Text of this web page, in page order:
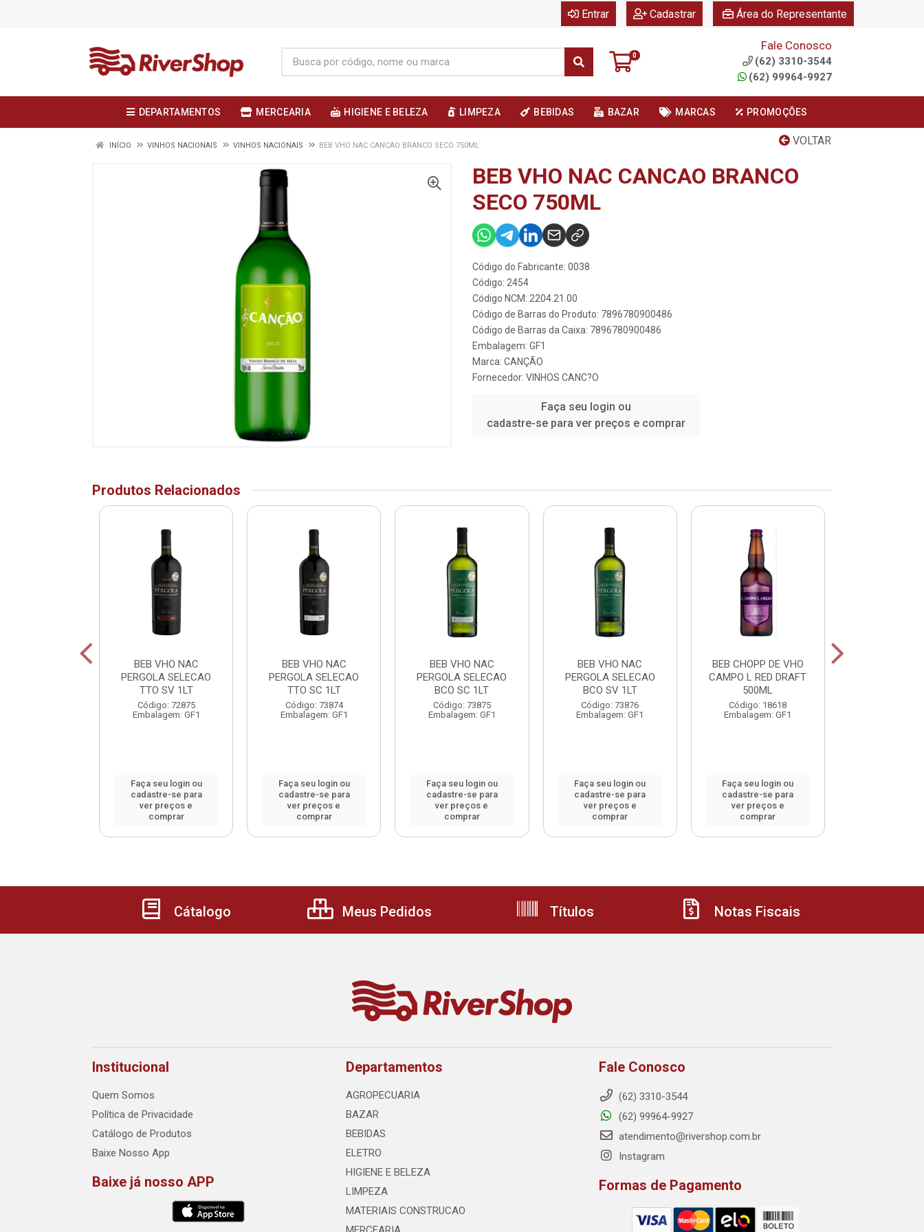
Entrar Cadastrar Área do Representante
0
Fale Conosco
(62) 3310-3544
(62) 99964-9927
DEPARTAMENTOS MERCEARIA HIGIENE E BELEZA LIMPEZA BEBIDAS BAZAR MARCAS PROMOÇÕES
VOLTAR
INÍCIO VINHOS NACIONAIS VINHOS NACIONAIS BEB VHO NAC CANCAO BRANCO SECO 750ML
BEB VHO NAC CANCAO BRANCO
SECO 750ML
Código do Fabricante: 0038
Código: 2454
Código NCM: 2204.21.00
Código de Barras do Produto: 7896780900486
Código de Barras da Caixa: 7896780900486
Embalagem: GF1
Marca: CANÇÃO
Fornecedor: VINHOS CANC?O
Faça seu login ou
cadastre-se para ver preços e comprar
Produtos Relacionados
BEB VHO NAC
PERGOLA SELECAO
TTO SV 1LT
Código: 72875
Embalagem: GF1
Faça seu login ou
cadastre-se para
ver preços e
comprar
BEB VHO NAC
PERGOLA SELECAO
TTO SC 1LT
Código: 73874
Embalagem: GF1
Faça seu login ou
cadastre-se para
ver preços e
comprar
BEB VHO NAC
PERGOLA SELECAO
BCO SC 1LT
Código: 73875
Embalagem: GF1
Faça seu login ou
cadastre-se para
ver preços e
comprar
BEB VHO NAC
PERGOLA SELECAO
BCO SV 1LT
Código: 73876
Embalagem: GF1
Faça seu login ou
cadastre-se para
ver preços e
comprar
BEB CHOPP DE VHO
CAMPO L RED DRAFT
500ML
Código: 18618
Embalagem: GF1
Faça seu login ou
cadastre-se para
ver preços e
comprar
Cátalogo Meus Pedidos Títulos Notas Fiscais
Institucional
Quem Somos
Política de Privacidade
Catálogo de Produtos
Baixe Nosso App
Baixe já nosso APP
Departamentos
AGROPECUARIA
BAZAR
BEBIDAS
ELETRO
HIGIENE E BELEZA
LIMPEZA
MATERIAIS CONSTRUCAO
Fale Conosco
(62) 3310-3544
(62) 99964-9927
atendimento@rivershop.com.br
Instagram
Formas de Pagamento